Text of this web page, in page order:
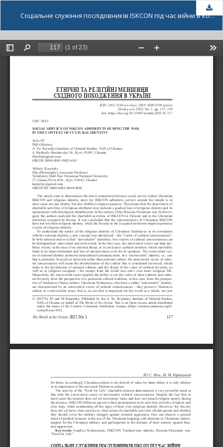
Соціальне служіння послідовників ISKCON під час війни в контексті культурної ідентичності